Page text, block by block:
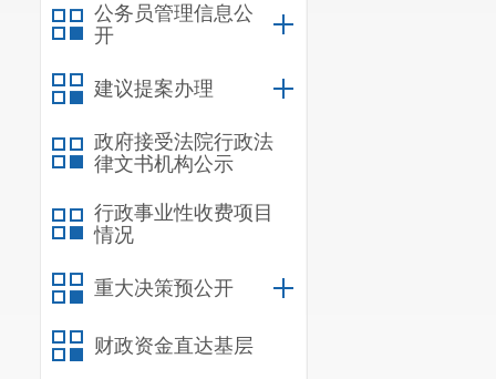
公务员管理信息公
开
建议提案办理
政府接受法院行政法
律文书机构公示
行政事业性收费项目
情况
重大决策预公开
财政资金直达基层